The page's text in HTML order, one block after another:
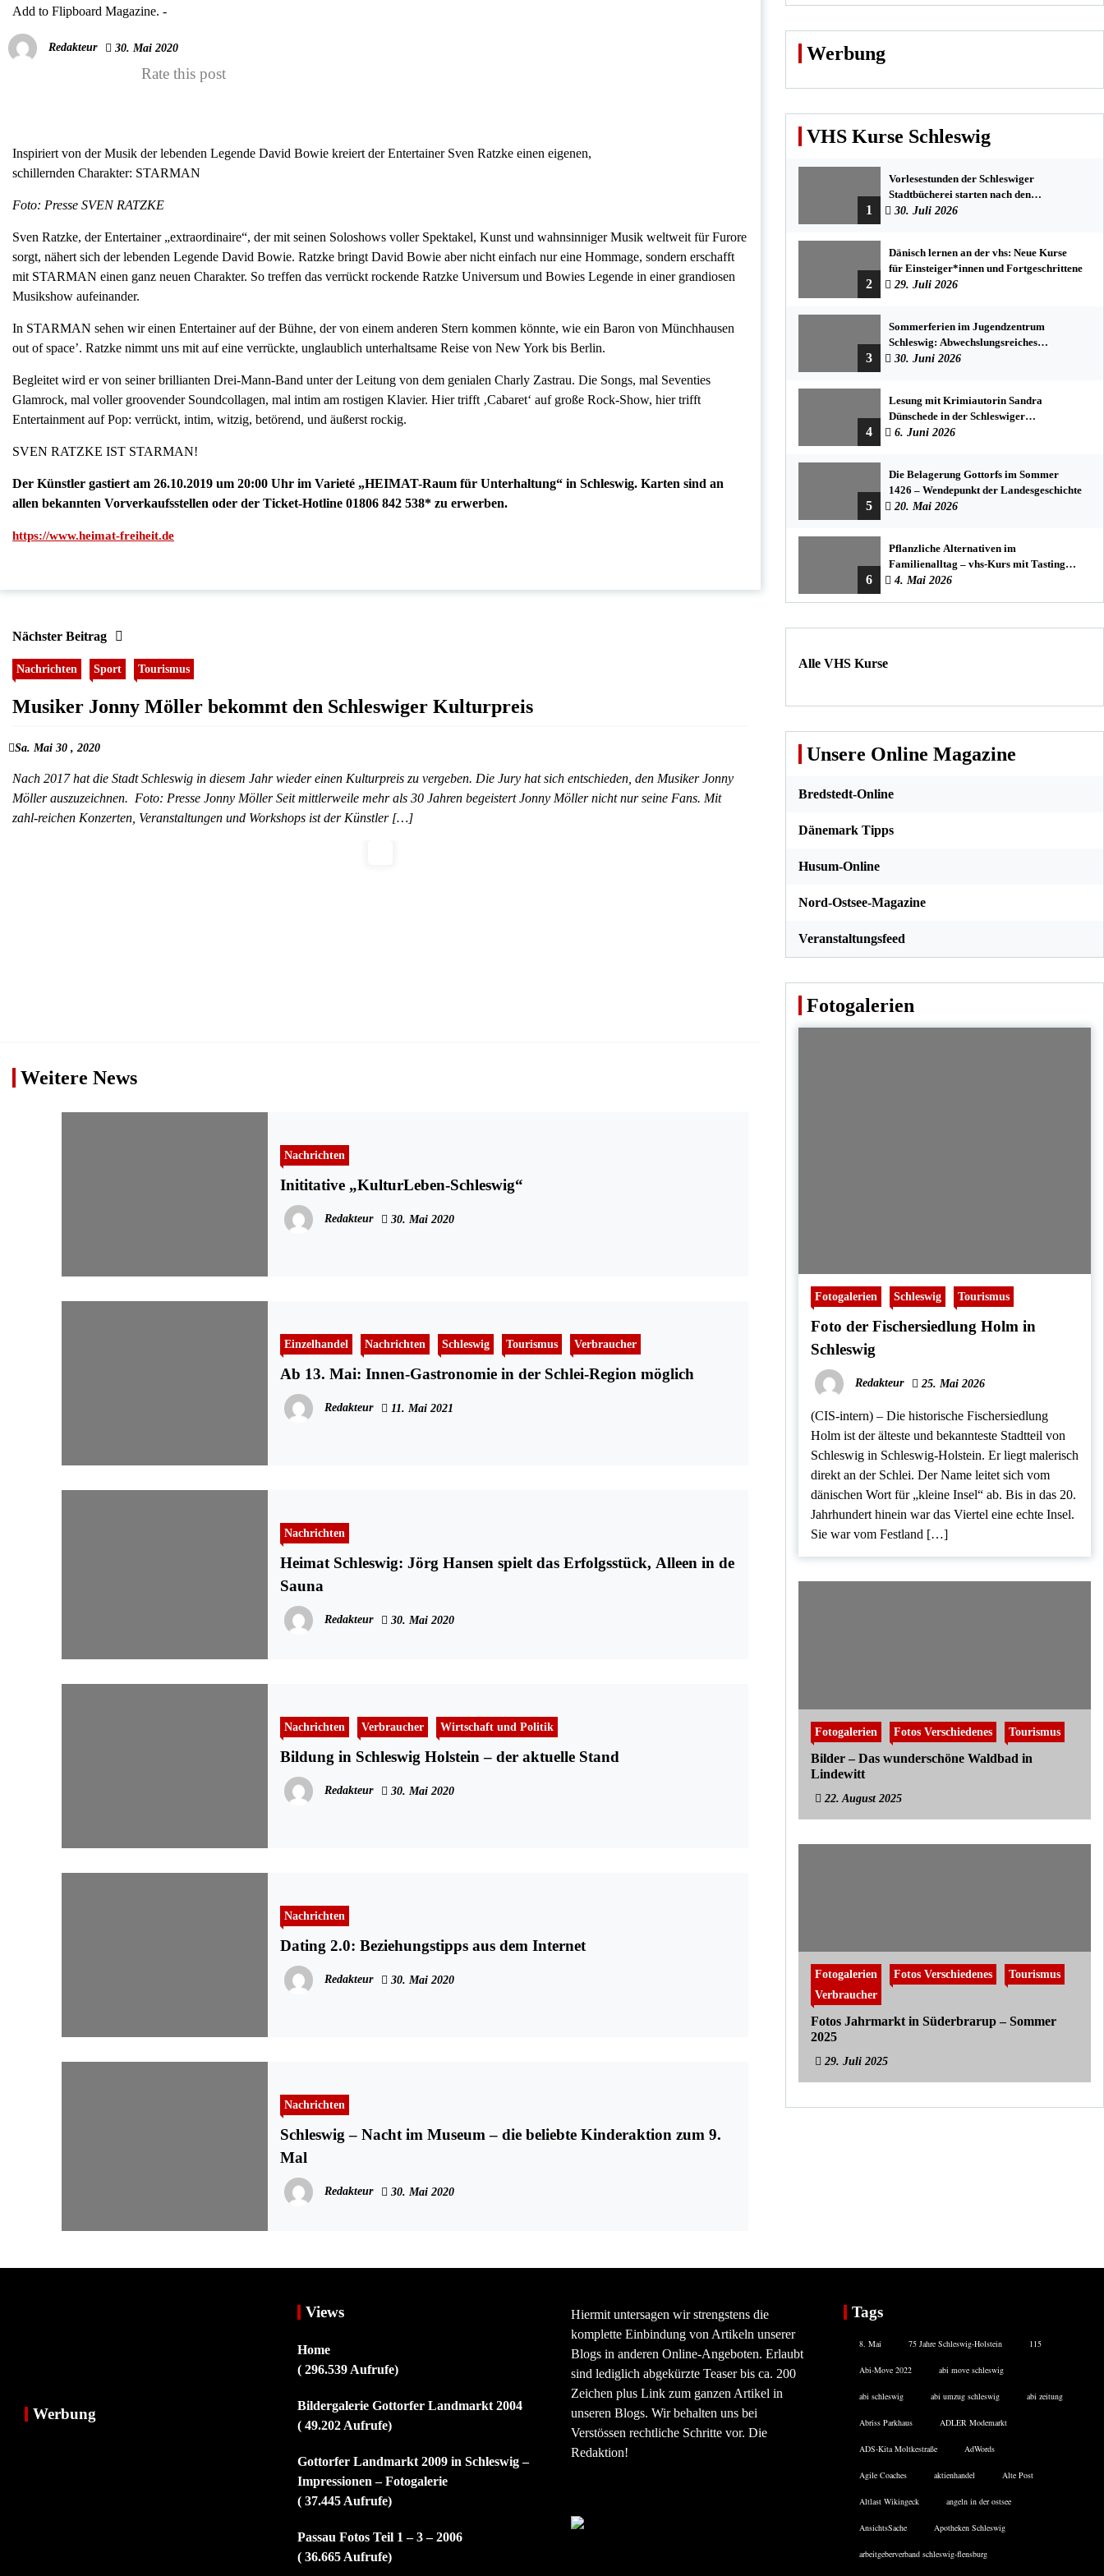
Add to Flipboard Magazine. -
Redakteur 30. Mai 2020
Rate this post
Inspiriert von der Musik der lebenden Legende David Bowie kreiert der Entertainer Sven Ratzke einen eigenen,
schillernden Charakter: STARMAN
Foto: Presse SVEN RATZKE
Sven Ratzke, der Entertainer „extraordinaire“, der mit seinen Soloshows voller Spektakel, Kunst und wahnsinniger Musik weltweit für Furore
sorgt, nähert sich der lebenden Legende David Bowie. Ratzke bringt David Bowie aber nicht einfach nur eine Hommage, sondern erschafft
mit STARMAN einen ganz neuen Charakter. So treffen das verrückt rockende Ratzke Universum und Bowies Legende in einer grandiosen
Musikshow aufeinander.
In STARMAN sehen wir einen Entertainer auf der Bühne, der von einem anderen Stern kommen könnte, wie ein Baron von Münchhausen
out of space’. Ratzke nimmt uns mit auf eine verrückte, unglaublich unterhaltsame Reise von New York bis Berlin.
Begleitet wird er von seiner brillianten Drei-Mann-Band unter der Leitung von dem genialen Charly Zastrau. Die Songs, mal Seventies
Glamrock, mal voller groovender Soundcollagen, mal intim am rostigen Klavier. Hier trifft ‚Cabaret‘ auf große Rock-Show, hier trifft
Entertainment auf Pop: verrückt, intim, witzig, betörend, und äußerst rockig.
SVEN RATZKE IST STARMAN!
Der Künstler gastiert am 26.10.2019 um 20:00 Uhr im Varieté „HEIMAT-Raum für Unterhaltung“ in Schleswig. Karten sind an
allen bekannten Vorverkaufsstellen oder der Ticket-Hotline 01806 842 538* zu erwerben.
https://www.heimat-freiheit.de
Nächster Beitrag
Nachrichten Sport Tourismus
Musiker Jonny Möller bekommt den Schleswiger Kulturpreis
Sa. Mai 30 , 2020
Nach 2017 hat die Stadt Schleswig in diesem Jahr wieder einen Kulturpreis zu vergeben. Die Jury hat sich entschieden, den Musiker Jonny
Möller auszuzeichnen. Foto: Presse Jonny Möller Seit mittlerweile mehr als 30 Jahren begeistert Jonny Möller nicht nur seine Fans. Mit
zahl-reichen Konzerten, Veranstaltungen und Workshops ist der Künstler […]
Weitere News
Nachrichten
Inititative „KulturLeben-Schleswig“
Redakteur 30. Mai 2020
Einzelhandel Nachrichten Schleswig Tourismus Verbraucher
Ab 13. Mai: Innen-Gastronomie in der Schlei-Region möglich
Redakteur 11. Mai 2021
Nachrichten
Heimat Schleswig: Jörg Hansen spielt das Erfolgsstück, Alleen in de
Sauna
Redakteur 30. Mai 2020
Nachrichten Verbraucher Wirtschaft und Politik
Bildung in Schleswig Holstein – der aktuelle Stand
Redakteur 30. Mai 2020
Nachrichten
Dating 2.0: Beziehungstipps aus dem Internet
Redakteur 30. Mai 2020
Nachrichten
Schleswig – Nacht im Museum – die beliebte Kinderaktion zum 9.
Mal
Redakteur 30. Mai 2020
Werbung
VHS Kurse Schleswig
1
Vorlesestunden der Schleswiger
Stadtbücherei starten nach den
Sommerferien mit spannenden
30. Juli 2026
2
Dänisch lernen an der vhs: Neue Kurse
für Einsteiger*innen und Fortgeschrittene
29. Juli 2026
3
Sommerferien im Jugendzentrum
Schleswig: Abwechslungsreiches
Programm für Kinder und Jugendliche
30. Juni 2026
4
Lesung mit Krimiautorin Sandra
Dünschede in der Schleswiger
Stadtbücherei
6. Juni 2026
5
Die Belagerung Gottorfs im Sommer
1426 – Wendepunkt der Landesgeschichte
20. Mai 2026
6
Pflanzliche Alternativen im
Familienalltag – vhs-Kurs mit Tasting
und einfachen DIY-Rezepten
4. Mai 2026
Alle VHS Kurse
Unsere Online Magazine
Bredstedt-Online
Dänemark Tipps
Husum-Online
Nord-Ostsee-Magazine
Veranstaltungsfeed
Fotogalerien
Fotogalerien Schleswig Tourismus
Foto der Fischersiedlung Holm in
Schleswig
Redakteur 25. Mai 2026
(CIS-intern) – Die historische Fischersiedlung
Holm ist der älteste und bekannteste Stadtteil von
Schleswig in Schleswig-Holstein. Er liegt malerisch
direkt an der Schlei. Der Name leitet sich vom
dänischen Wort für „kleine Insel“ ab. Bis in das 20.
Jahrhundert hinein war das Viertel eine echte Insel.
Sie war vom Festland […]
Fotogalerien Fotos Verschiedenes Tourismus
Bilder – Das wunderschöne Waldbad in
Lindewitt
22. August 2025
Fotogalerien Fotos Verschiedenes
Tourismus
Verbraucher
Fotos Jahrmarkt in Süderbrarup – Sommer
2025
29. Juli 2025
Werbung
Views
Home
( 296.539 Aufrufe)
Bildergalerie Gottorfer Landmarkt 2004
( 49.202 Aufrufe)
Gottorfer Landmarkt 2009 in Schleswig –
Impressionen – Fotogalerie
( 37.445 Aufrufe)
Passau Fotos Teil 1 – 3 – 2006
( 36.665 Aufrufe)
Hiermit untersagen wir strengstens die
komplette Einbindung von Artikeln unserer
Blogs in anderen Online-Angeboten. Erlaubt
sind lediglich abgekürzte Teaser bis ca. 200
Zeichen plus Link zum ganzen Artikel in
unseren Blogs. Wir behalten uns bei
Verstössen rechtliche Schritte vor. Die
Redaktion!
Tags
8. Mai 75 Jahre Schleswig-Holstein 115
Abi-Move 2022 abi move schleswig
abi schleswig abi umzug schleswig abi zeitung
Abriss Parkhaus ADLER Modemarkt
ADS-Kita Moltkestraße AdWords
Agile Coaches aktienhandel Alte Post
Altlast Wikingeck angeln in der ostsee
AnsichtsSache Apotheken Schleswig
arbeitgeberverband schleswig-flensburg